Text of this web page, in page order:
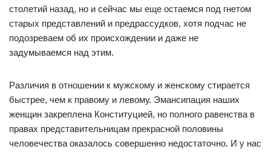
столетий назад, но и сейчас мы еще остаемся под гнетом
старых представлений и предрассудков, хотя подчас не
подозреваем об их происхождении и даже не
задумываемся над этим.
Различия в отношении к мужскому и женскому стирается
быстрее, чем к правому и левому. Эмансипация наших
женщин закреплена Конституцией, но полного равенства в
правах представительницам прекрасной половины
человечества оказалось совершенно недостаточно. И у нас